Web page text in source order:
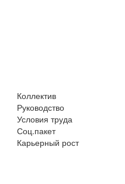
Коллектив
Руководство
Условия труда
Соц.пакет
Карьерный рост